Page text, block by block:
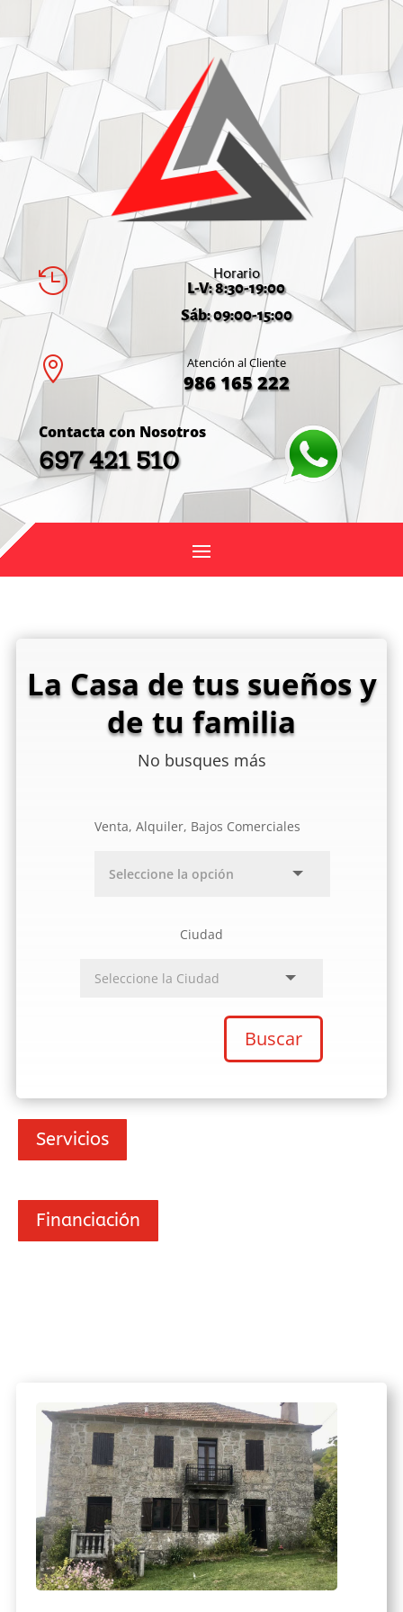
 Horario
L-V: 8:30-19:00
Sáb: 09:00-15:00
 Atención al Cliente
986 165 222
Contacta con Nosotros
697 421 510
La Casa de tus sueños y
de tu familia
No busques más
Venta, Alquiler, Bajos Comerciales
Ciudad
Buscar
Servicios
Financiación